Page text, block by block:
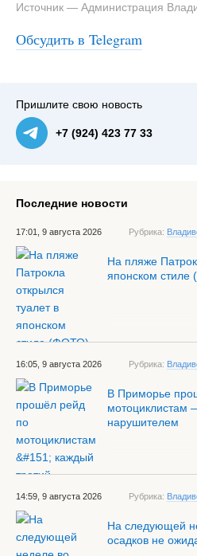
Источник — Администрация
Обсудить в Telegram
#3
Пришлите свою новость
+7 (924) 423 77 33
Последние новости
17:01, 9 августа 2026 Рубрика:
На пляже
японском
16:05, 9 августа 2026 Рубрика:
В Приморье
мотоциклистам
нарушителем
14:59, 9 августа 2026 Рубрика:
На следующей
осадков не